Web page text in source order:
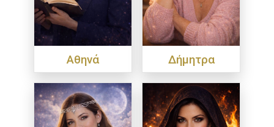
Αθηνά Δήμητρα